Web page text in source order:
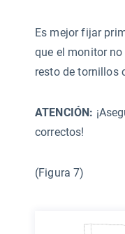
Es mejor fijar
que el monitor
resto de tornillos
ATENCIÓN:
correctos!
(Figura 7)